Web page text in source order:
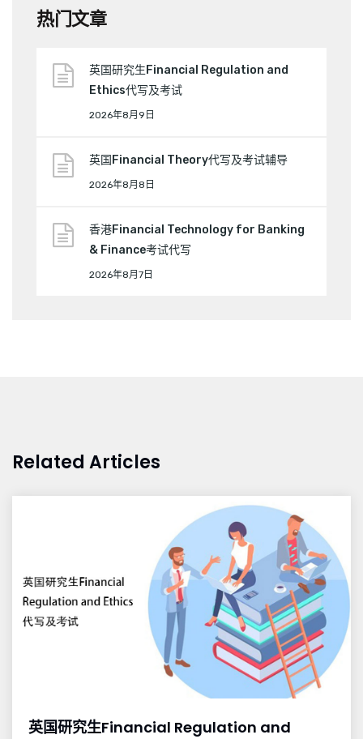
热门文章
英国研究生Financial Regulation and
Ethics代写及考试
2026年8月9日
英国Financial Theory代写及考试辅导
2026年8月8日
香港Financial Technology for Banking
& Finance考试代写
2026年8月7日
Related Articles
英国研究生Financial Regulation and